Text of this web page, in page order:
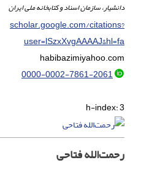
دانشیار، سازمان اسناد و کتابخانه ملی ایران
scholar.google.com/citations?
user=lSzxXvgAAAAJ&hl=fa
habibazimiyahoo.com
0000-0002-7861-2061
h-index:3
رحمت‌الله فتاحی